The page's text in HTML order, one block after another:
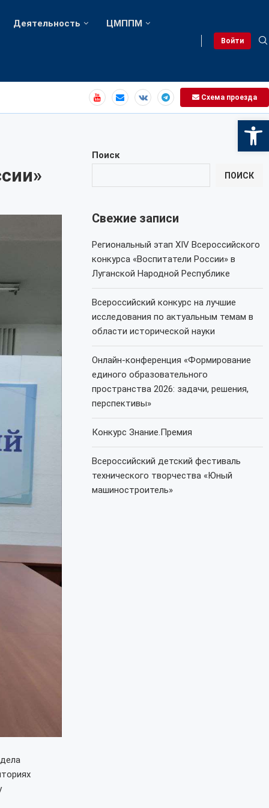
Деятельность ЦМППМ
Войти
Схема проезда
Поиск
ПОИСК
Свежие записи
Региональный этап XIV Всероссийского
конкурса «Воспитатели России» в
Луганской Народной Республике
Всероссийский конкурс на лучшие
исследования по актуальным темам в
области исторической науки
Онлайн-конференция «Формирование
единого образовательного
пространства 2026: задачи, решения,
перспективы»
Конкурс Знание.Премия
Всероссийский детский фестиваль
технического творчества «Юный
машиностроитель»